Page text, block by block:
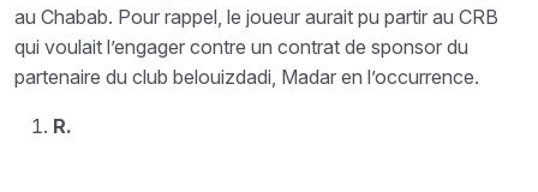
au Chabab. Pour rappel, le joueur aurait pu partir au CRB
qui voulait l’engager contre un contrat de sponsor du
partenaire du club belouizdadi, Madar en l’occurrence.
R.